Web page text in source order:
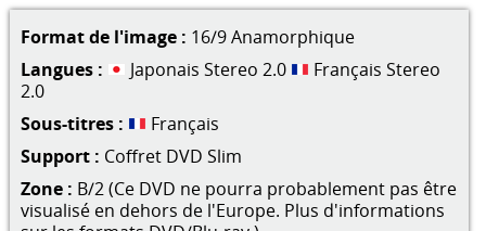
Format de l'image : 16/9 Anamorphique
Langues :
Japonais Stereo 2.0
Français Stereo
2.0
Sous-titres :
Français
Support : Coffret DVD Slim
Zone : B/2 (Ce DVD ne pourra probablement pas être
visualisé en dehors de l'Europe. Plus d'informations